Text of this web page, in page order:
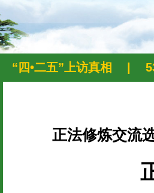
“四•二五”上访真相
正法修炼交流